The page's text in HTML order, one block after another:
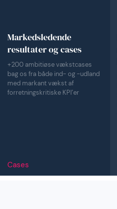
Markedsledende
resultater og cases
+200 ambitiøse vækstcases
bag os fra både ind- og -udland
med markant vækst af
forretningskritiske KPI’er
Cases